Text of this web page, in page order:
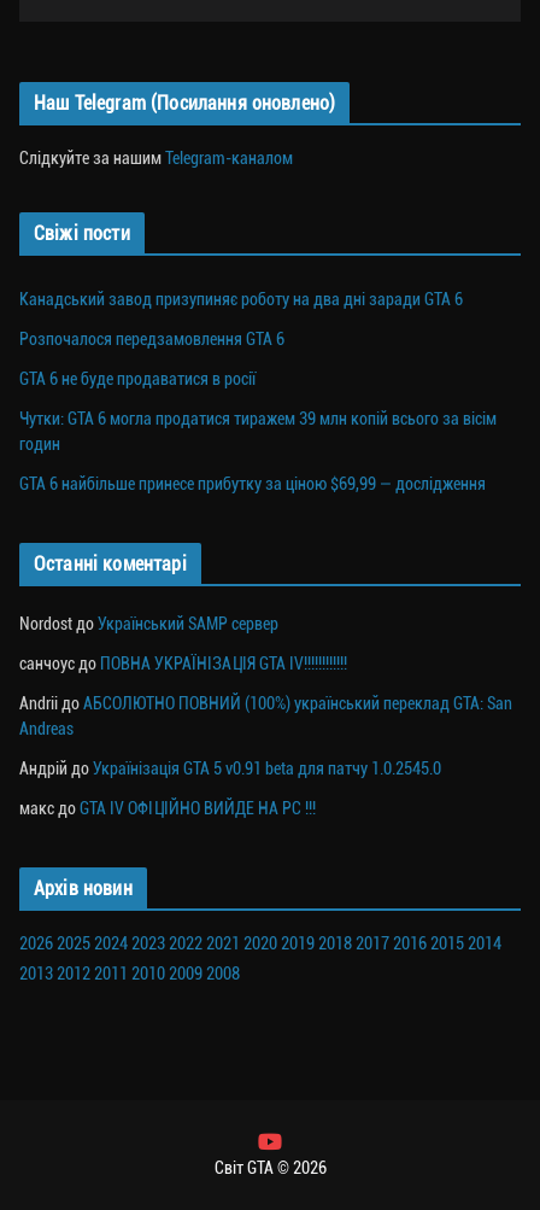
Наш Telegram (Посилання оновлено)
Слідкуйте за нашимTelegram-каналом
Свіжі пости
Канадський завод призупиняє роботу на два дні заради GTA 6
Розпочалося передзамовлення GTA 6
GTA 6 не буде продаватися в росії
Чутки: GTA 6 могла продатися тиражем 39 млн копій всього за вісім
годин
GTA 6 найбільше принесе прибутку за ціною $69,99 — дослідження
Останні коментарі
Nordost доУкраїнський SAMP сервер
санчоус до ПОВНА УКРАЇНІЗАЦІЯ GTA IV!!!!!!!!!!!!
Andrii доАБСОЛЮТНО ПОВНИЙ (100%) український переклад GTA: San
Andreas
Андрій доУкраїнізація GTA 5 v0.91 beta для патчу 1.0.2545.0
макс доGTA IV ОФІЦІЙНО ВИЙДЕ НА PC !!!
Архів новин
202620252024202320222021 2020201920182017201620152014
201320122011 201020092008
Світ GTA © 2026